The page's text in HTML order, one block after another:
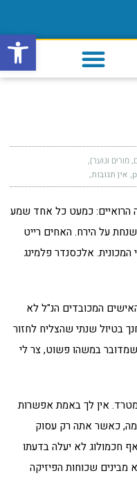
פתח
מורים ונוער)
אין תגובות
הרואיים: כמעט כל אחד שמע
על הירח. האחים רייט
המכונית. אלכסנדר פלמינג
המכובדים הנ"ל לא
בטיול שנתי שהצליח לחזור
במשהו פשוט, צר לי
מטרד. אין לך באמת אפשרות
כאשר אתה רק עסוק
חכמולוג לא יעלה בדעתו
שכוחות הפיזיקה